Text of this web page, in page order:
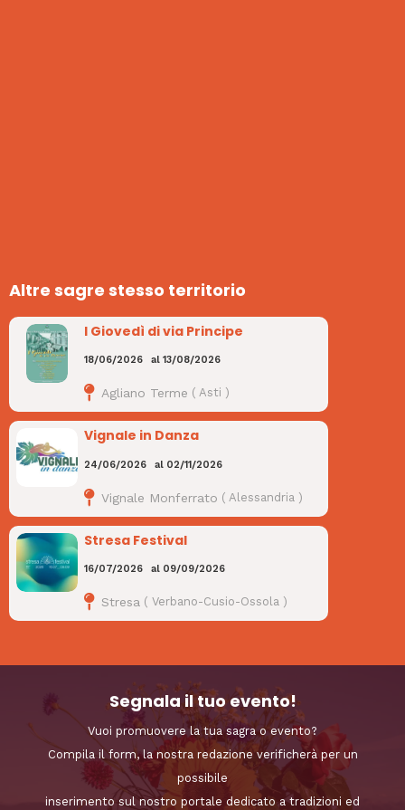
Altre sagre stesso territorio
I Giovedì di via Principe
18/06/2026 al 13/08/2026
Agliano Terme ( Asti )
Vignale in Danza
24/06/2026 al 02/11/2026
Vignale Monferrato ( Alessandria )
Stresa Festival
16/07/2026 al 09/09/2026
Stresa ( Verbano-Cusio-Ossola)
Segnala il tuo evento!
Vuoi promuovere la tua sagra o evento?
Compila il form, la nostra redazione verificherà per un
possibile
inserimento sul nostro portale dedicato a tradizioni ed